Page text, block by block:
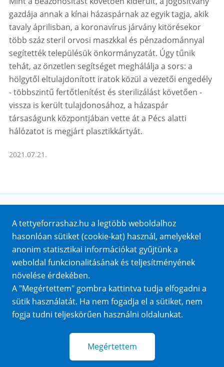
gazdája annak a kínai házaspárnak az egyik tagja, akik
tavaly áprilisban, a koronavírus járvány kitörésekor
több száz steril orvosi maszkkal és pénzadománnyal
segítették településük önkormányzatát. Úgy tűnik
tehát, az önzetlen segítséget meghálálja a sors: a
hölgytől eltulajdonított iratok közül a vezetői engedély
- többszintű fertőtlenítést és sterilizálást követően -
vissza is került tulajdonosához, a házaspár
társaságunk központjában vette át a Pécs alatti
hálózatot is megjárt plasztikkártyát.
2021.07.21.
Impresszum
Sütik
Adatvédelem
Közérdekű adatok
A tettyeforrashaz.hu a legtöbb weboldalhoz
hasonlóan sütiket (cookie-kat) használ, amelyekkel
anonim statisztikai információkat gyűjtünk a
weboldal funkcionalitásának és teljesítményének
növelése érdekében.
A "Megértettem" gombra kattintva tudja elfogadni a
sütik használatát. Ha nem fogadja el a sütiket, nem
fogja tudni teljeskörűen használni oldalunkat.
Megértettem